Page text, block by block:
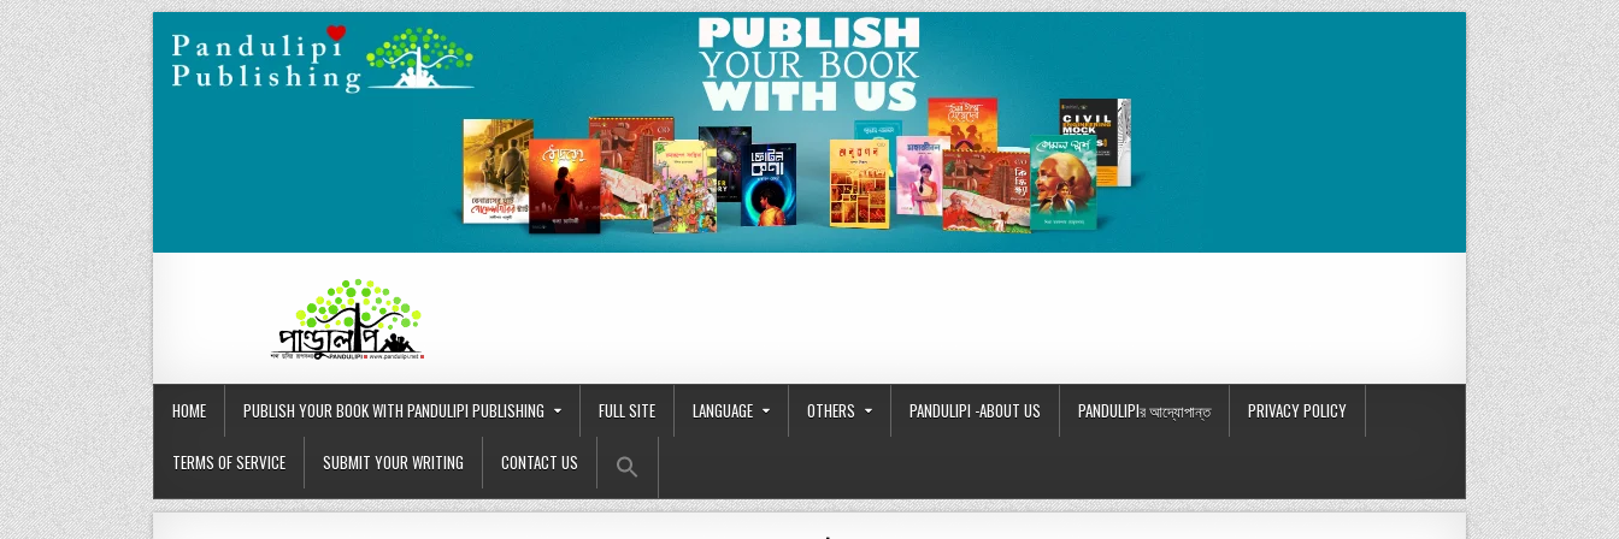
Skip
to
content
HOME PUBLISH YOUR BOOK WITH PANDULIPI PUBLISHING FULL SITE LANGUAGE OTHERS PANDULIPI -ABOUT US PANDULIPIর আদ্যোপান্ত PRIVACY POLICY
TERMS OF SERVICE SUBMIT YOUR WRITING CONTACT US